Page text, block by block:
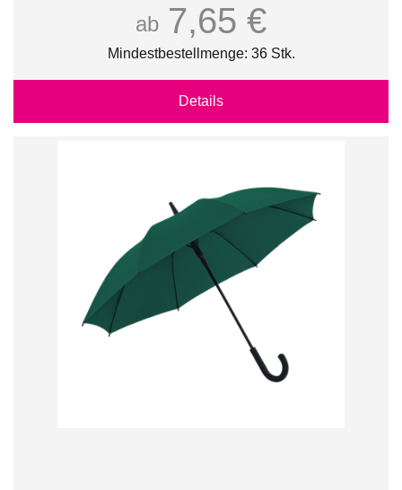
ab 7,65 €
Mindestbestellmenge: 36 Stk.
Details